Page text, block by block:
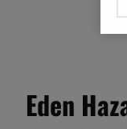
Eden